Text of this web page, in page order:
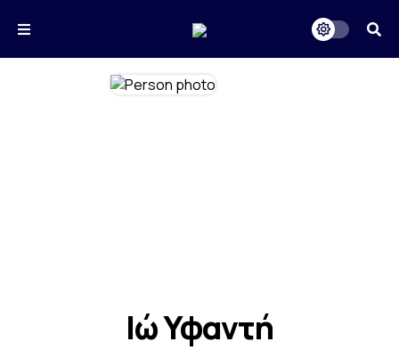
Ιώ Υφαντή